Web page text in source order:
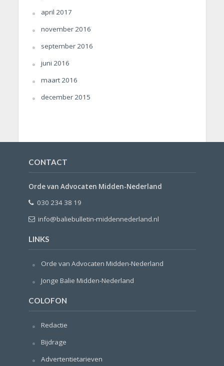
april 2017
november 2016
september 2016
juni 2016
maart 2016
december 2015
CONTACT
Orde van Advocaten Midden-Nederland
030 234 38 19
info@baliebulletin-middennederland.nl
LINKS
Orde van Advocaten Midden-Nederland
Jonge Balie Midden-Nederland
COLOFON
Redactie
Bijdrage
Advertentietarieven